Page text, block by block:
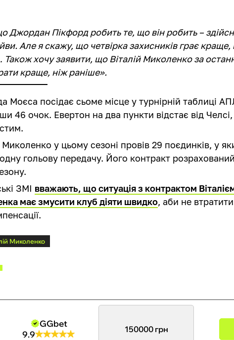
Джордан Пікфорд робить те, що він робить –
Але я скажу, що четвірка захисників грає краще,
хочу заявити, що Віталій Миколенко за
краще, ніж раніше».
Моєса посідає сьоме місце у турнірній таблиці
46 очок. Евертон на два пункти відстає від
Миколенко у цьому сезоні провів 29 поєдинків, у
гольову передачу. Його контракт
ЗМІ вважають, що ситуація з контрактом
має змусити клуб діяти швидко, аби не
Миколенко
GGbet
9.9
150000 грн